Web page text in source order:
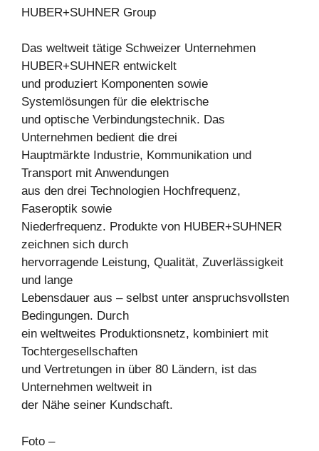
HUBER+SUHNER Group
Das weltweit tätige Schweizer Unternehmen
HUBER+SUHNER entwickelt
und produziert Komponenten sowie
Systemlösungen für die elektrische
und optische Verbindungstechnik. Das
Unternehmen bedient die drei
Hauptmärkte Industrie, Kommunikation und
Transport mit Anwendungen
aus den drei Technologien Hochfrequenz,
Faseroptik sowie
Niederfrequenz. Produkte von HUBER+SUHNER
zeichnen sich durch
hervorragende Leistung, Qualität, Zuverlässigkeit
und lange
Lebensdauer aus – selbst unter anspruchsvollsten
Bedingungen. Durch
ein weltweites Produktionsnetz, kombiniert mit
Tochtergesellschaften
und Vertretungen in über 80 Ländern, ist das
Unternehmen weltweit in
der Nähe seiner Kundschaft.
Foto –